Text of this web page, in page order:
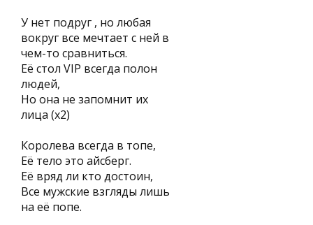
У нет подруг , но любая
вокруг все мечтает с ней в
чем-то сравниться.
Её стол VIP всегда полон
людей,
Но она не запомнит их
лица (x2)
Королева всегда в топе,
Её тело это айсберг.
Её вряд ли кто достоин,
Все мужские взгляды лишь
на её попе.